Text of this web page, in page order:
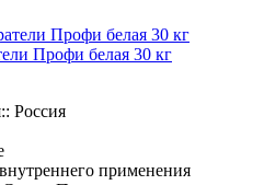
Профи белая 30 кг
Россия
применения